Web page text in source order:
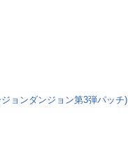
ョンダンジョン第3弾パッチ)